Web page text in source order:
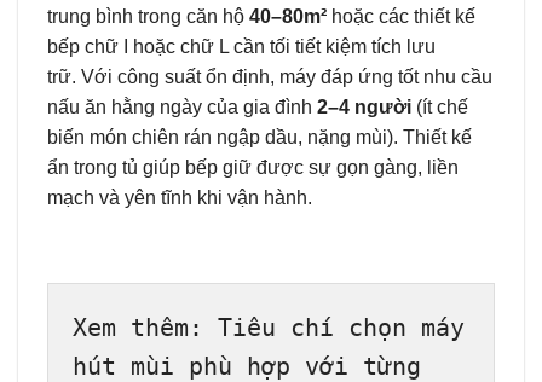
trung bình trong căn hộ 40–80m² hoặc các thiết kế
bếp chữ I hoặc chữ L cần tối tiết kiệm tích lưu
trữ. Với công suất ổn định, máy đáp ứng tốt nhu cầu
nấu ăn hằng ngày của gia đình 2–4 người (ít chế
biến món chiên rán ngập dầu, nặng mùi). Thiết kế
ẩn trong tủ giúp bếp giữ được sự gọn gàng, liền
mạch và yên tĩnh khi vận hành.
Xem thêm: Tiêu chí chọn máy
hút mùi phù hợp với từng